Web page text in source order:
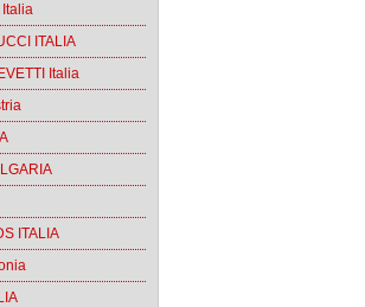
Italia
ITALIA
Italia
ITALIA